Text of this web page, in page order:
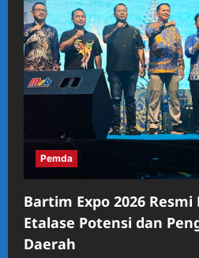
Pemda
Bartim Expo 2026 Resmi
Etalase Potensi dan
Daerah